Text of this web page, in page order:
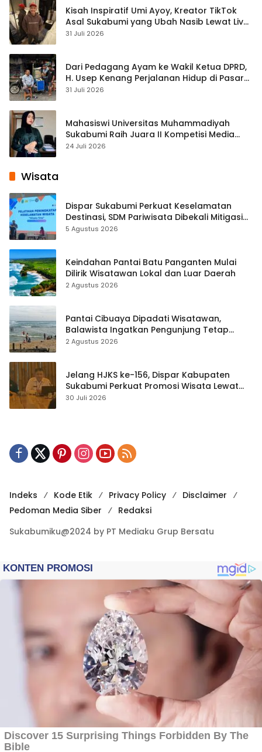
Kisah Inspiratif Umi Ayoy, Kreator TikTok
Asal Sukabumi yang Ubah Nasib Lewat Live
Streaming
31 Juli 2026
Dari Pedagang Ayam ke Wakil Ketua DPRD,
H. Usep Kenang Perjalanan Hidup di Pasar
Cisaat
31 Juli 2026
Mahasiswi Universitas Muhammadiyah
Sukabumi Raih Juara II Kompetisi Media
Pembelajaran Digital Tingkat Internasional
24 Juli 2026
Wisata
Dispar Sukabumi Perkuat Keselamatan
Destinasi, SDM Pariwisata Dibekali Mitigasi
hingga Teknik Evakuasi
5 Agustus 2026
Keindahan Pantai Batu Panganten Mulai
Dilirik Wisatawan Lokal dan Luar Daerah
2 Agustus 2026
Pantai Cibuaya Dipadati Wisatawan,
Balawista Ingatkan Pengunjung Tetap
Waspada
2 Agustus 2026
Jelang HJKS ke-156, Dispar Kabupaten
Sukabumi Perkuat Promosi Wisata Lewat
Publikasi Digital
30 Juli 2026
Indeks Kode Etik Privacy Policy
Disclaimer
Pedoman Media Siber
Redaksi
Sukabumiku@2024 by PT Mediaku Grup Bersatu